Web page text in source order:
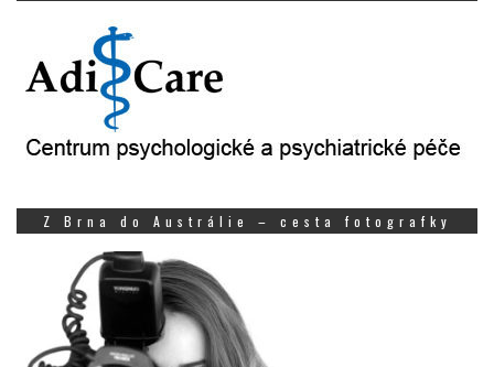
Z Brna do Austrálie – cesta fotografky